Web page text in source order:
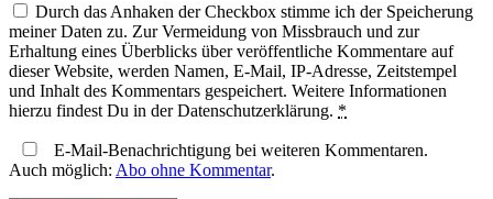
Durch das Anhaken der Checkbox stimme ich der Speicherung
meiner Daten zu. Zur Vermeidung von Missbrauch und zur
Erhaltung eines Überblicks über veröffentliche Kommentare auf
dieser Website, werden Namen, E-Mail, IP-Adresse, Zeitstempel
und Inhalt des Kommentars gespeichert. Weitere Informationen
hierzu findest Du in der Datenschutzerklärung. *
E-Mail-Benachrichtigung bei weiteren Kommentaren.
Auch möglich: Abo ohne Kommentar.